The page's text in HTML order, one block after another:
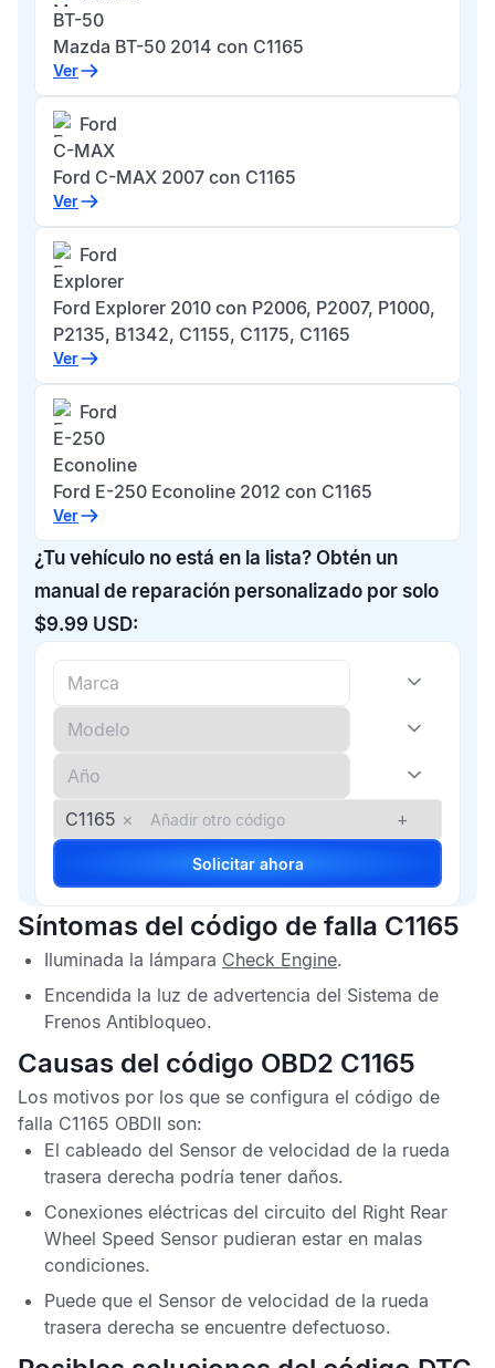
BT-50
Mazda BT-50 2014 con C1165
Ver
Ford
C-MAX
Ford C-MAX 2007 con C1165
Ver
Ford
Explorer
Ford Explorer 2010 con P2006, P2007, P1000,
P2135, B1342, C1155, C1175, C1165
Ver
Ford
E-250
Econoline
Ford E-250 Econoline 2012 con C1165
Ver
¿Tu vehículo no está en la lista? Obtén un
manual de reparación personalizado por solo
$9.99 USD:
C1165 × +
Solicitar ahora
Síntomas del código de falla C1165
Iluminada la lámpara Check Engine.
Encendida la luz de advertencia del Sistema de
Frenos Antibloqueo.
Causas del código OBD2 C1165
Los motivos por los que se configura el código de
falla C1165 OBDII son:
El cableado del Sensor de velocidad de la rueda
trasera derecha podría tener daños.
Conexiones eléctricas del circuito del Right Rear
Wheel Speed Sensor pudieran estar en malas
condiciones.
Puede que el Sensor de velocidad de la rueda
trasera derecha se encuentre defectuoso.